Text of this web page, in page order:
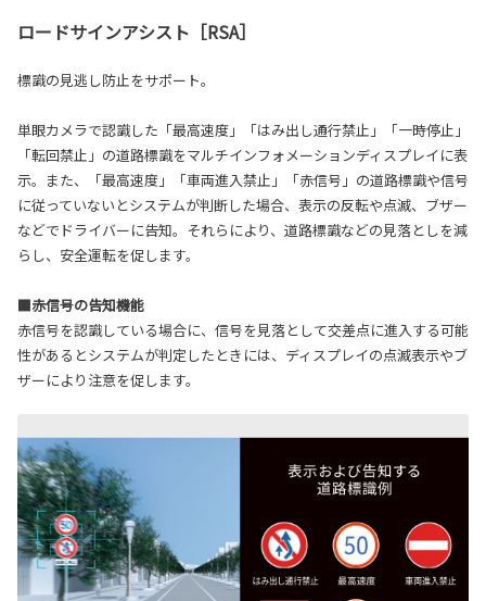
ロードサインアシスト［RSA］
標識の見逃し防止をサポート。
単眼カメラで認識した「最高速度」「はみ出し通行禁止」「一時停止」
「転回禁止」の道路標識をマルチインフォメーションディスプレイに表
示。また、「最高速度」「車両進入禁止」「赤信号」の道路標識や信号
に従っていないとシステムが判断した場合、表示の反転や点滅、ブザー
などでドライバーに告知。それらにより、道路標識などの見落としを減
らし、安全運転を促します。
■赤信号の告知機能
赤信号を認識している場合に、信号を見落として交差点に進入する可能
性があるとシステムが判定したときには、ディスプレイの点滅表示やブ
ザーにより注意を促します。